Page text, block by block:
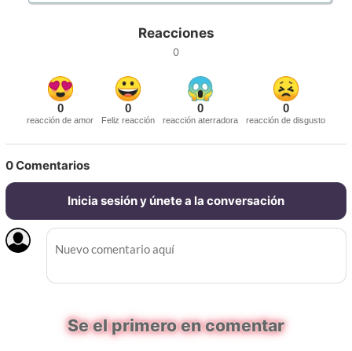
Reacciones
0
0
reacción de amor
0
Feliz reacción
0
reacción aterradora
0
reacción de disgusto
0Comentarios
Inicia sesión y únete a la conversación
Se el primero en comentar